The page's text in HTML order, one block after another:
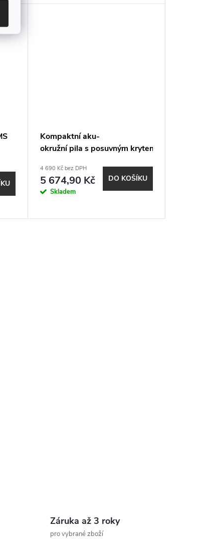
Kompaktní aku-
okružní pila s posuvným krytem 18,0
4 690 Kč bez DPH
5 674,90 Kč
Skladem
DO KOŠÍKU
Záruka až 3 roky
pro vybrané zboží